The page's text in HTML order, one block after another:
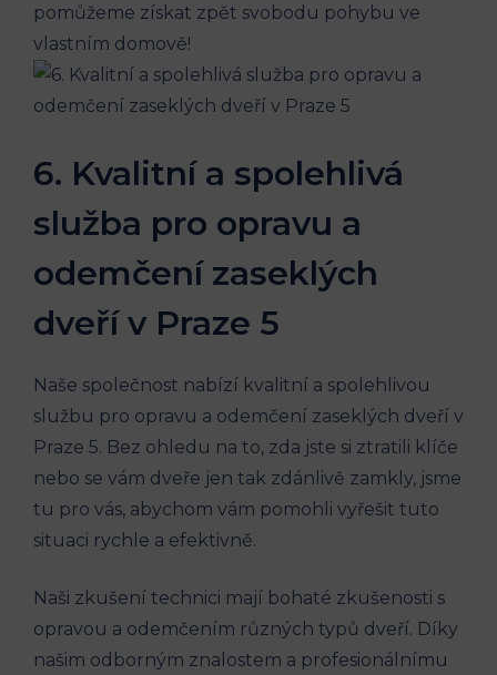
pomůžeme získat zpět svobodu pohybu ve
vlastním domově!
6. Kvalitní a spolehlivá
služba pro opravu a
odemčení zaseklých
dveří v Praze 5
Naše společnost nabízí kvalitní a spolehlivou
službu pro opravu a odemčení zaseklých dveří v
Praze 5. Bez ohledu na to, zda jste si ztratili klíče
nebo se vám dveře jen tak zdánlivě zamkly, jsme
tu pro vás, abychom vám pomohli vyřešit tuto
situaci rychle a efektivně.
Naši zkušení technici mají bohaté zkušenosti s
opravou a odemčením různých typů dveří. Díky
našim odborným znalostem a profesionálnímu